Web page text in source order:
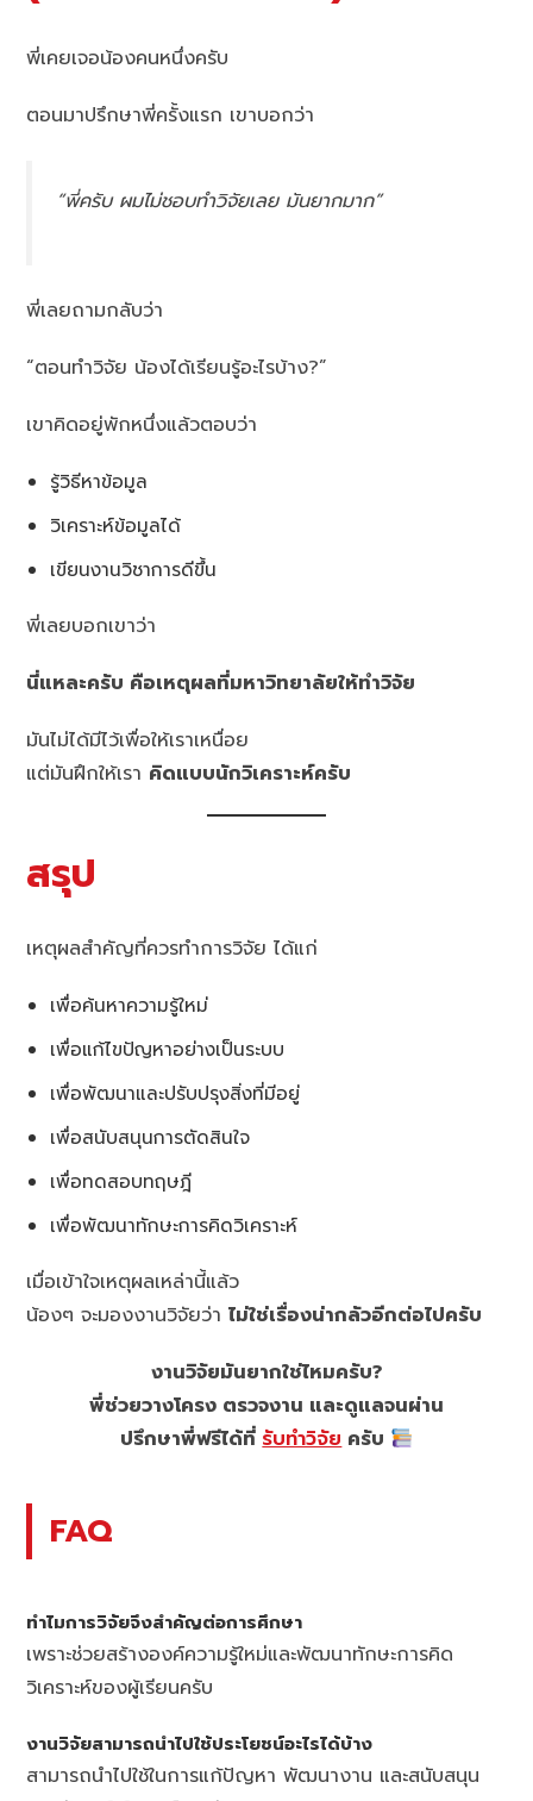
พี่เคยเจอน้องคนหนึ่งครับ
ตอนมาปรึกษาพี่ครั้งแรก เขาบอกว่า
“พี่ครับ ผมไม่ชอบทำวิจัยเลย มันยากมาก”
พี่เลยถามกลับว่า
“ตอนทำวิจัย น้องได้เรียนรู้อะไรบ้าง?”
เขาคิดอยู่พักหนึ่งแล้วตอบว่า
รู้วิธีหาข้อมูล
วิเคราะห์ข้อมูลได้
เขียนงานวิชาการดีขึ้น
พี่เลยบอกเขาว่า
นี่แหละครับ คือเหตุผลที่มหาวิทยาลัยให้ทำวิจัย
มันไม่ได้มีไว้เพื่อให้เราเหนื่อย
แต่มันฝึกให้เรา คิดแบบนักวิเคราะห์ครับ
สรุป
เหตุผลสำคัญที่ควรทำการวิจัย ได้แก่
เพื่อค้นหาความรู้ใหม่
เพื่อแก้ไขปัญหาอย่างเป็นระบบ
เพื่อพัฒนาและปรับปรุงสิ่งที่มีอยู่
เพื่อสนับสนุนการตัดสินใจ
เพื่อทดสอบทฤษฎี
เพื่อพัฒนาทักษะการคิดวิเคราะห์
เมื่อเข้าใจเหตุผลเหล่านี้แล้ว
น้องๆ จะมองงานวิจัยว่าไม่ใช่เรื่องน่ากลัวอีกต่อไปครับ
งานวิจัยมันยากใช่ไหมครับ?
พี่ช่วยวางโครง ตรวจงาน และดูแลจนผ่าน
ปรึกษาพี่ฟรีได้ที่รับทำวิจัยครับ
FAQ
ทำไมการวิจัยจึงสำคัญต่อการศึกษา
เพราะช่วยสร้างองค์ความรู้ใหม่และพัฒนาทักษะการคิด
วิเคราะห์ของผู้เรียนครับ
งานวิจัยสามารถนำไปใช้ประโยชน์อะไรได้บ้าง
สามารถนำไปใช้ในการแก้ปัญหา พัฒนางาน และสนับสนุน